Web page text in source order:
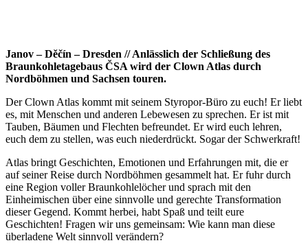
Janov – Děčín – Dresden // Anlässlich der Schließung des
Braunkohletagebaus ČSA wird der Clown Atlas durch
Nordböhmen und Sachsen touren.
Der Clown Atlas kommt mit seinem Styropor-Büro zu euch! Er liebt
es, mit Menschen und anderen Lebewesen zu sprechen. Er ist mit
Tauben, Bäumen und Flechten befreundet. Er wird euch lehren,
euch dem zu stellen, was euch niederdrückt. Sogar der Schwerkraft!
Atlas bringt Geschichten, Emotionen und Erfahrungen mit, die er
auf seiner Reise durch Nordböhmen gesammelt hat. Er fuhr durch
eine Region voller Braunkohlelöcher und sprach mit den
Einheimischen über eine sinnvolle und gerechte Transformation
dieser Gegend. Kommt herbei, habt Spaß und teilt eure
Geschichten! Fragen wir uns gemeinsam: Wie kann man diese
überladene Welt sinnvoll verändern?